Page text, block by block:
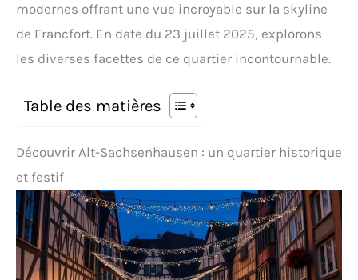
modernes offrant une vue incroyable sur la skyline
de Francfort. En date du 23 juillet 2025, explorons
les diverses facettes de ce quartier incontournable.
Table des matières
Découvrir Alt-Sachsenhausen : un quartier historique
et festif